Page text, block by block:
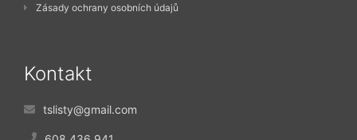
Zásady ochrany osobních údajů
Kontakt
tslisty@gmail.com